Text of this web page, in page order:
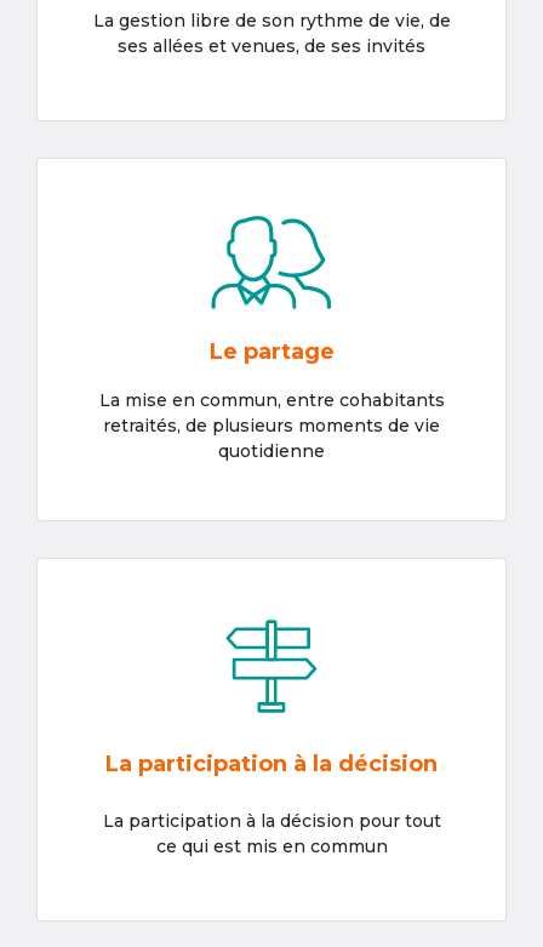
La gestion libre de son rythme de vie, de
ses allées et venues, de ses invités
Le partage
La mise en commun, entre cohabitants
retraités, de plusieurs moments de vie
quotidienne
La participation à la décision
La participation à la décision pour tout
ce qui est mis en commun